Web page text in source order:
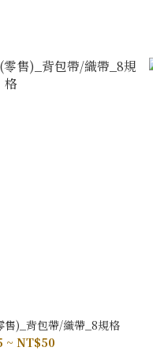
售)_背包帶/織帶_8規格
~ NT$50